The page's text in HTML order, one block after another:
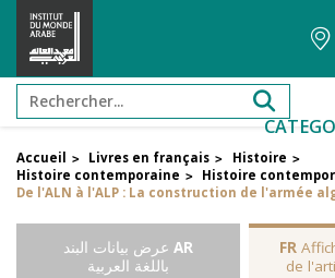
Accueil > Livres en français > Histoire >
Histoire contemporaine > Histoire
De l'ALN à l'ALP : La construction de l'armée
AR عرض بيانات البند
باللغة العربية
FR
de